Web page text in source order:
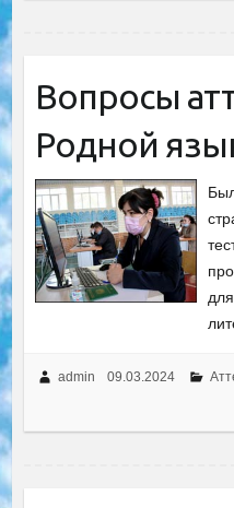
Вопросы
Родной
admin 09.03.2024